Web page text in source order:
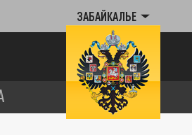
ЗАБАЙКАЛЬЕ